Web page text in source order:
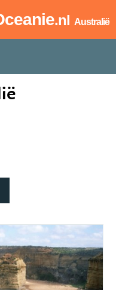
.nl Australië